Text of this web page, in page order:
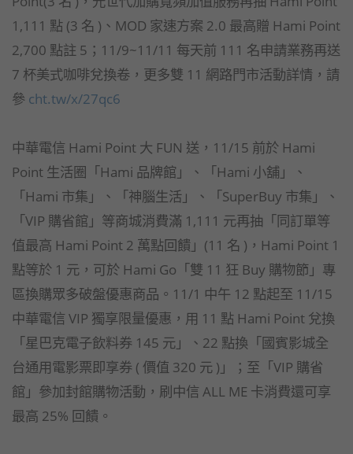
1,111 點 (3 名 )、MOD 家速方案 2.0 最高贈 Hami Point
2,700 點註 5；11/9~11/11 每天前 111 名申請業務再送
7 杯美式咖啡兌換卷，更多雙 11 網路門市活動詳情，請
參 cht.tw/x/27qc6
中華電信 Hami Point 大 FUN 送，11/15 前於 Hami
Point 生活圈「Hami 品牌館」、「Hami 小舖」、
「Hami 市集」、「神腦生活」、「SuperBuy 市集」、
「VIP 購省館」等商城消費滿 1,111 元再抽「同訂單等
值最高 Hami Point 2 萬點回饋」(11 名 )，Hami Point 1
點等於 1 元，可於 Hami Go「雙 11 狂 Buy 購物節」專
區換購眾多破盤優惠商品。11/1 中午 12 點起至 11/15
中華電信 VIP 獨享限量優惠，用 11 點 Hami Point 兌換
「星巴克電子飲料券 145 元」、22 點換「國賓影城全
台通用電影票即享券 ( 價值 320 元 )」；至「VIP 購省
館」參加封館購物活動，刷中信 ALL ME 卡消費還可享
最高 25% 回饋。